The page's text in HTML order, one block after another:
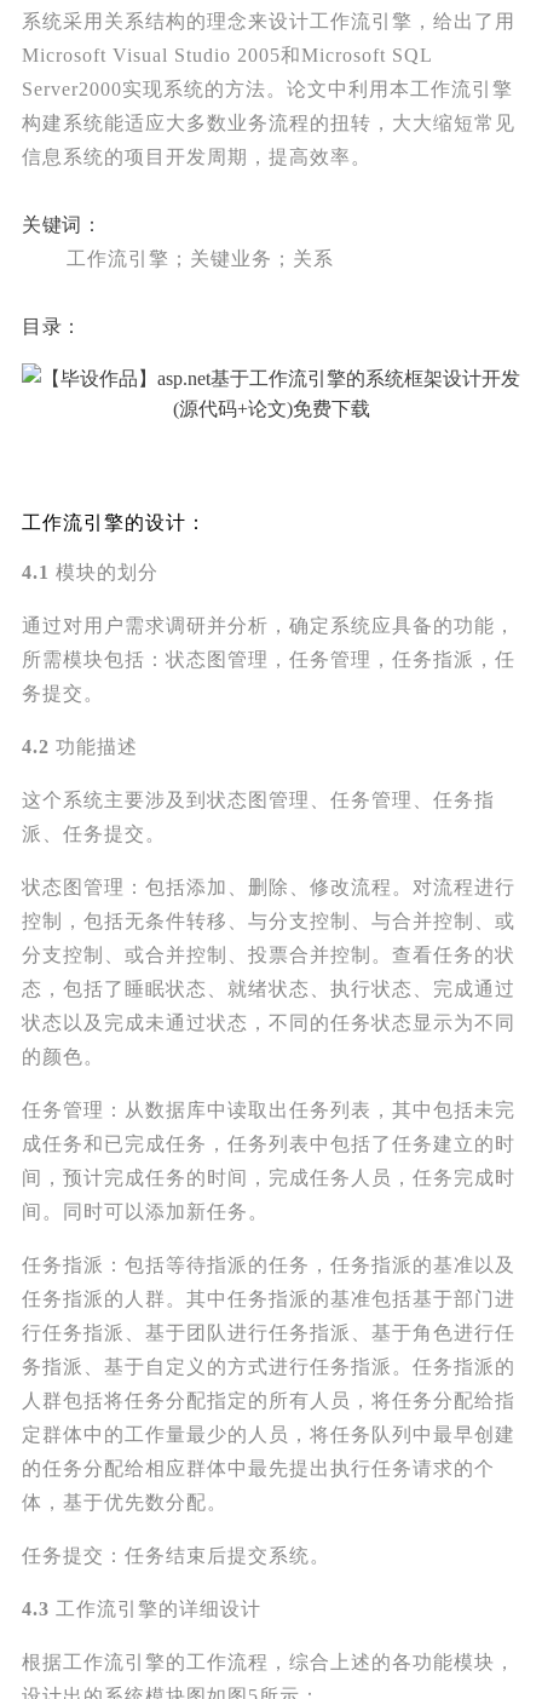
系统采用关系结构的理念来设计工作流引擎，给出了用
Microsoft Visual Studio 2005和Microsoft SQL
Server2000实现系统的方法。论文中利用本工作流引擎
构建系统能适应大多数业务流程的扭转，大大缩短常见
信息系统的项目开发周期，提高效率。
关键词：
工作流引擎；关键业务；关系
目录：
工作流引擎的设计：
4.1 模块的划分
通过对用户需求调研并分析，确定系统应具备的功能，
所需模块包括：状态图管理，任务管理，任务指派，任
务提交。
4.2 功能描述
这个系统主要涉及到状态图管理、任务管理、任务指
派、任务提交。
状态图管理：包括添加、删除、修改流程。对流程进行
控制，包括无条件转移、与分支控制、与合并控制、或
分支控制、或合并控制、投票合并控制。查看任务的状
态，包括了睡眠状态、就绪状态、执行状态、完成通过
状态以及完成未通过状态，不同的任务状态显示为不同
的颜色。
任务管理：从数据库中读取出任务列表，其中包括未完
成任务和已完成任务，任务列表中包括了任务建立的时
间，预计完成任务的时间，完成任务人员，任务完成时
间。同时可以添加新任务。
任务指派：包括等待指派的任务，任务指派的基准以及
任务指派的人群。其中任务指派的基准包括基于部门进
行任务指派、基于团队进行任务指派、基于角色进行任
务指派、基于自定义的方式进行任务指派。任务指派的
人群包括将任务分配指定的所有人员，将任务分配给指
定群体中的工作量最少的人员，将任务队列中最早创建
的任务分配给相应群体中最先提出执行任务请求的个
体，基于优先数分配。
任务提交：任务结束后提交系统。
4.3 工作流引擎的详细设计
根据工作流引擎的工作流程，综合上述的各功能模块，